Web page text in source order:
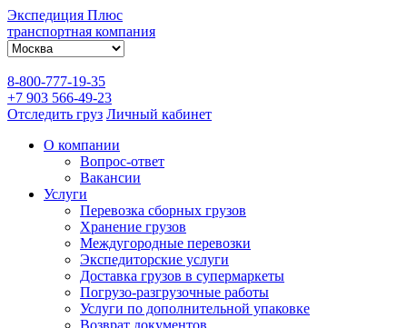
Экспедиция Плюс
транспортная компания
8-800-777-19-35
+7 903 566-49-23
Отследить груз Личный кабинет
О компании
Вопрос-ответ
Вакансии
Услуги
Перевозка сборных грузов
Хранение грузов
Междугородные перевозки
Экспедиторские услуги
Доставка грузов в супермаркеты
Погрузо-разгрузочные работы
Услуги по дополнительной упаковке
Возврат документов